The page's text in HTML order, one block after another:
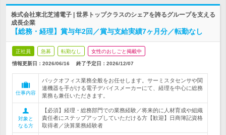
株式会社東北芝浦電子 | 世界トップクラスのシェアを誇るグループを支える
成長企業
【総務・経理】賞与年2回／賞与支給実績7ヶ月分／転勤なし
正社員 急募 転勤なし 女性のおしごと掲載中
情報更新日：2026/06/16 終了予定日： 2026/12/07
仕事内容
バックオフィス業務全般をお任せします。サーミスタセンサや関
連機器を手がける電子デバイスメーカーにて、経理を中心に総務
業務も兼任いただきます。
対象と
なる方
【必須】経理・総務部門での業務経験／将来的に人材育成や組織
責任者にステップアップしていただける方【歓迎】日商簿記資格
取得者／決算業務経験者